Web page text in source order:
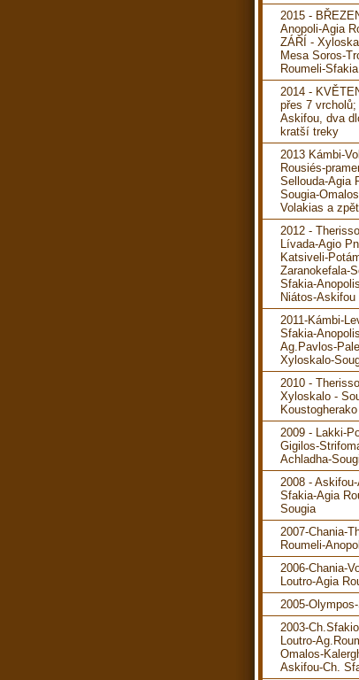
2015 -
Anopoli-Agia
ZÁŘÍ -
Mesa Soros-
Roumeli-Sfakia
2014 -
přes 7
Askifou, dva
kratší treky
2013 Kámbi-
Rousiés-
Sellouda-Agia
Sougia-
Volakias a zpět
2012 -
Lívada-Agio
Katsiveli-
Zaranokefala-
Sfakia-
Niátos-Askifou
2011-Kámbi-
Sfakia-
Ag.Pavlos-
Xyloskalo-
2010 -
Xyloskalo -
Koustogherako
2009 - Lakki-
Gigilos-
Achladha-
2008 -
Sfakia-Agia
Sougia
2007-Chania-
Roumeli-
2006-Chania-
Loutro-Agia
2005-
2003-
Loutro-
Omalos-
Askifou-Ch.